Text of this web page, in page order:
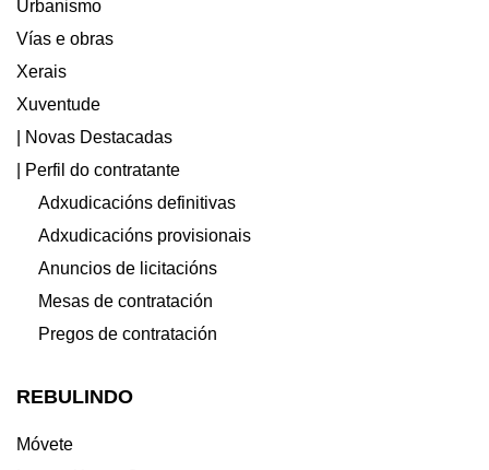
Urbanismo
Vías e obras
Xerais
Xuventude
| Novas Destacadas
| Perfil do contratante
Adxudicacións definitivas
Adxudicacións provisionais
Anuncios de licitacións
Mesas de contratación
Pregos de contratación
REBULINDO
Móvete